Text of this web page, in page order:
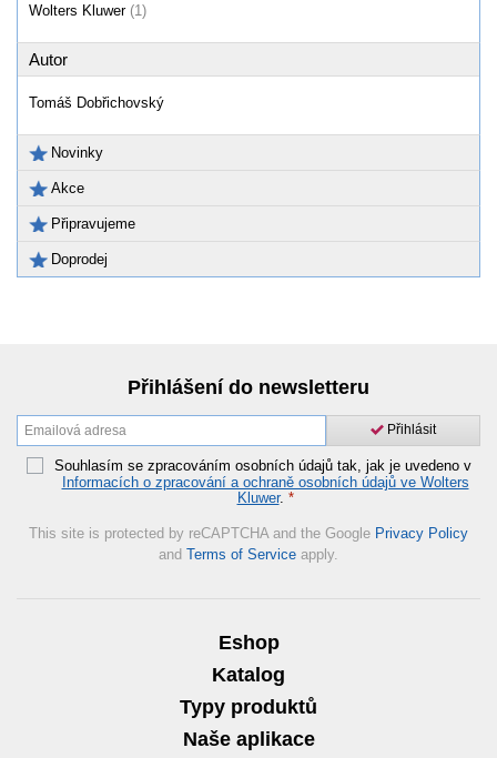
Wolters Kluwer (1)
Autor
Tomáš Dobřichovský
Novinky
Akce
Připravujeme
Doprodej
Přihlášení do newsletteru
Přihlásit
Souhlasím se zpracováním osobních údajů tak, jak je uvedeno v
Informacích o zpracování a ochraně osobních údajů ve Wolters
Kluwer. *
This site is protected by reCAPTCHA and the Google Privacy Policy
and Terms of Service apply.
Eshop
Katalog
Typy produktů
Naše aplikace